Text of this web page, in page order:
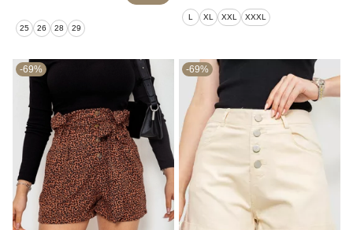
25 26 28 29
L XL XXL XXXL
-69% -69%